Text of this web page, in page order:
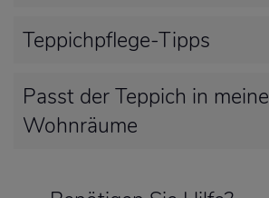
Teppichpflege-Tipps
Passt der Teppich in meine
Wohnräume